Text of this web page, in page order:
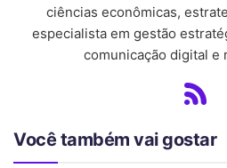
ciências econômicas,
especialista em gestão
comunicação digital e
Você também vai gostar